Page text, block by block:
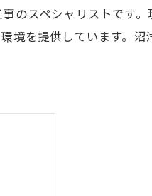
のスペシャリストです。
境を提供しています。沼